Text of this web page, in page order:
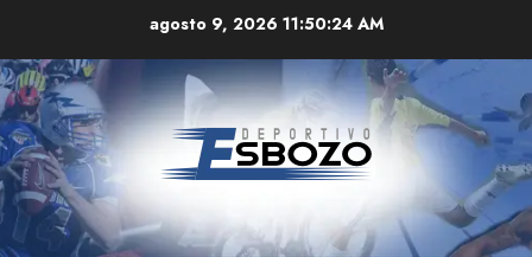
content
agosto 9, 2026 11:50:24 AM